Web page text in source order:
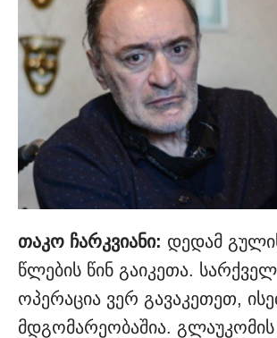
თაკო ჩარკვიანი: დედამ
წლების წინ გაიკეთა.
ოპერაცია ვერ გავაკეთეთ,
მდგომარეობაშია. გლაუკომის